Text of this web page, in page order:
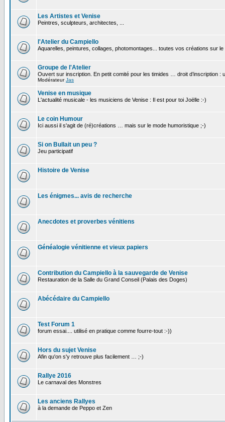
Les Artistes et Venise
Peintres, sculpteurs, architectes, ...
l'Atelier du Campiello
Aquarelles, peintures, collages, photomontages... toutes vos créations sur le
Groupe de l'Atelier
Ouvert sur inscription. En petit comité pour les timides … droit d’inscription :
ModérateurJas
Venise en musique
L'actualité musicale - les musiciens de Venise : Il est pour toi Joëlle :-)
Le coin Humour
Ici aussi il s'agit de (ré)créations … mais sur le mode humoristique ;-)
Si on Bullait un peu ?
Jeu participatif
Histoire de Venise
Les énigmes... avis de recherche
Anecdotes et proverbes vénitiens
Généalogie vénitienne et vieux papiers
Contribution du Campiello à la sauvegarde de Venise
Restauration de la Salle du Grand Conseil (Palais des Doges)
Abécédaire du Campiello
Test Forum 1
forum essai.... utilisé en pratique comme fourre-tout :-))
Hors du sujet Venise
Afin qu'on s'y retrouve plus facilement … ;-)
Rallye 2016
Le carnaval des Monstres
Les anciens Rallyes
à la demande de Peppo et Zen